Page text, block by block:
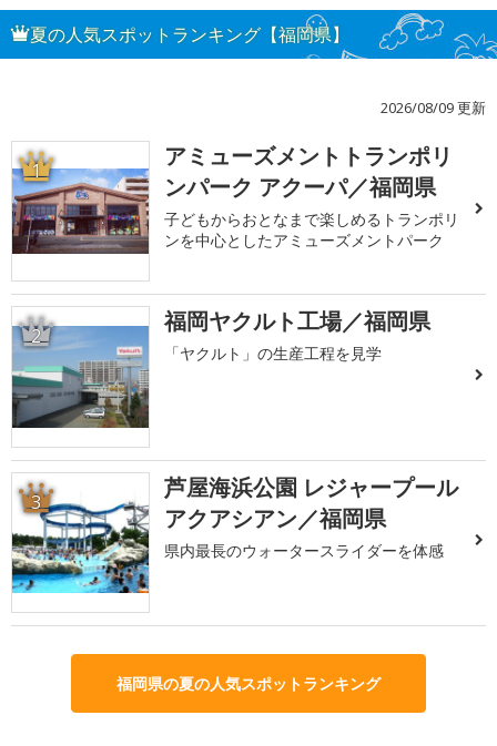
夏の人気スポットランキング【福岡県】
2026/08/09 更新
1
アミューズメントトランポリ
ンパーク アクーパ／福岡県
子どもからおとなまで楽しめるトランポリ
ンを中心としたアミューズメントパーク
2 福岡ヤクルト工場／福岡県
「ヤクルト」の生産工程を見学
3
芦屋海浜公園 レジャープール
アクアシアン／福岡県
県内最長のウォータースライダーを体感
福岡県の夏の人気スポットランキング